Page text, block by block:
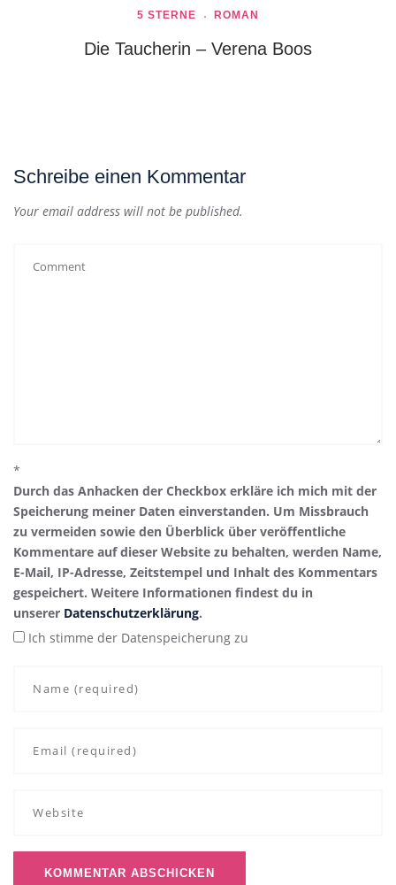
5 STERNE ROMAN
Die Taucherin – Verena Boos
Schreibe einen Kommentar
Your email address will not be published.
*
Durch das Anhacken der Checkbox erkläre ich mich mit der
Speicherung meiner Daten einverstanden. Um Missbrauch
zu vermeiden sowie den Überblick über veröffentliche
Kommentare auf dieser Website zu behalten, werden Name,
E-Mail, IP-Adresse, Zeitstempel und Inhalt des Kommentars
gespeichert. Weitere Informationen findest du in
unserer Datenschutzerklärung.
Ich stimme der Datenspeicherung zu